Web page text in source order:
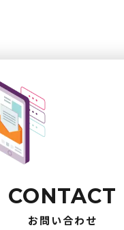
CONTACT
お問い合わせ